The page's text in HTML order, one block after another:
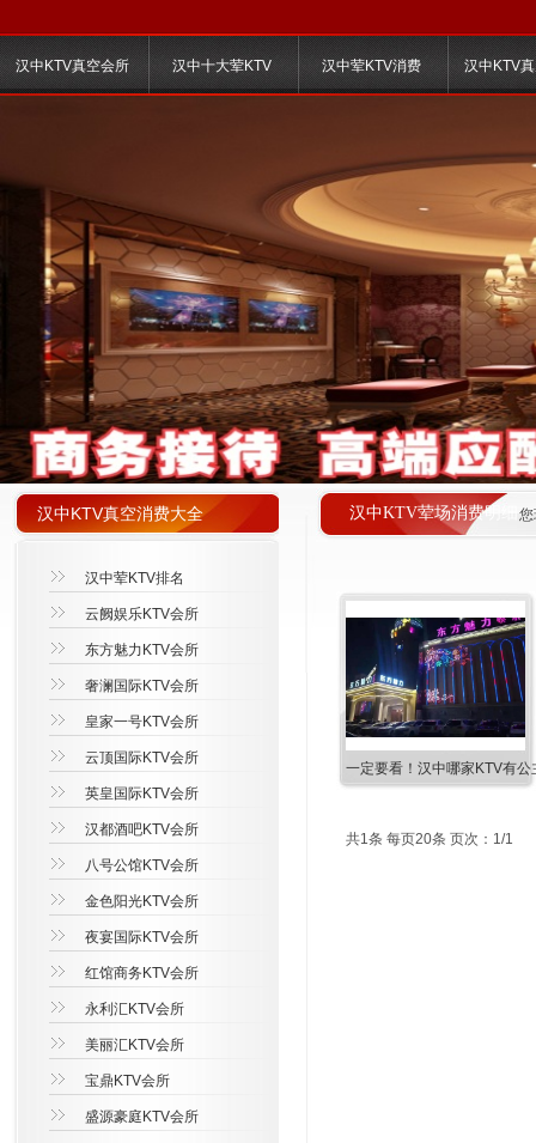
汉中KTV真空会所 汉中十大荤KTV 汉中荤KTV消费 汉中KTV
汉中KTV荤场消费明细
一定要看！汉中哪家KTV有
共1条 每页20条 页次：1/1
汉中KTV真空消费大全
汉中荤KTV排名
云阙娱乐KTV会所
东方魅力KTV会所
奢澜国际KTV会所
皇家一号KTV会所
云顶国际KTV会所
英皇国际KTV会所
汉都酒吧KTV会所
八号公馆KTV会所
金色阳光KTV会所
夜宴国际KTV会所
红馆商务KTV会所
永利汇KTV会所
美丽汇KTV会所
宝鼎KTV会所
盛源豪庭KTV会所